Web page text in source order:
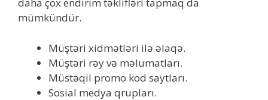
daha çox endirim təklifləri tapmaq da
mümkündür.
Müştəri xidmətləri ilə əlaqə.
Müştəri rəy və məlumatları.
Müstəqil promo kod saytları.
Sosial medya qrupları.